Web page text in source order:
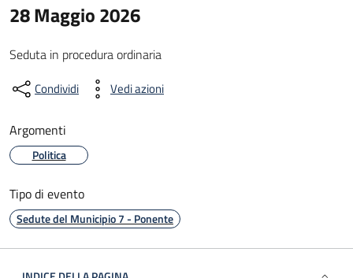
28 Maggio 2026
Seduta in procedura ordinaria
Condividi Vedi azioni
Argomenti
Politica
Tipo di evento
Sedute del Municipio 7 - Ponente